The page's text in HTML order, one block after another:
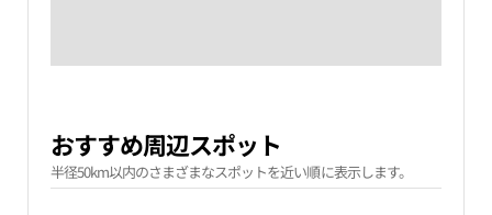
おすすめ周辺スポット
半径50km以内のさまざまなスポットを近い順に表示します。